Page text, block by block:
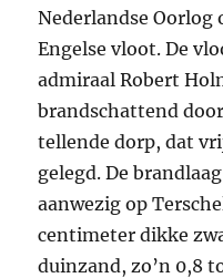
Nederlandse Oorlog
Engelse vloot. De
admiraal Robert
brandschattend
tellende dorp, dat
gelegd. De
aanwezig op
centimeter dikke
duinzand, zo’n 0,8